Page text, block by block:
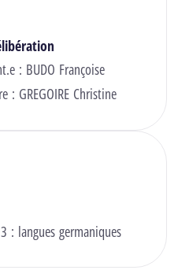
: BUDO Françoise
: GREGOIRE Christine
: langues germaniques